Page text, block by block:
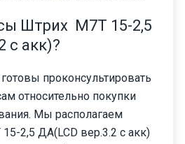
Штрих М7Т 15-2,5
с акк)?
проконсультировать
относительно покупки
Мы располагаем
2,5 ДА(LCD вер.3.2 с акк)